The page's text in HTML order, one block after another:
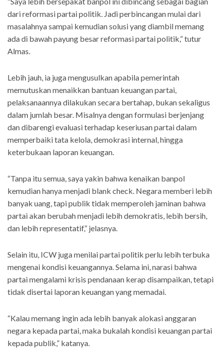
dari reformasi partai politik. Jadi perbincangan mulai dari
masalahnya sampai kemudian solusi yang diambil memang
ada di bawah payung besar reformasi partai politik,” tutur
Almas.
Lebih jauh, ia juga mengusulkan apabila pemerintah
memutuskan menaikkan bantuan keuangan partai,
pelaksanaannya dilakukan secara bertahap, bukan sekaligus
dalam jumlah besar. Misalnya dengan formulasi berjenjang
dan dibarengi evaluasi terhadap keseriusan partai dalam
memperbaiki tata kelola, demokrasi internal, hingga
keterbukaan laporan keuangan.
“Tanpa itu semua, saya yakin bahwa kenaikan banpol
kemudian hanya menjadi blank check. Negara memberi lebih
banyak uang, tapi publik tidak memperoleh jaminan bahwa
partai akan berubah menjadi lebih demokratis, lebih bersih,
dan lebih representatif,” jelasnya.
Selain itu, ICW juga menilai partai politik perlu lebih terbuka
mengenai kondisi keuangannya. Selama ini, narasi bahwa
partai mengalami krisis pendanaan kerap disampaikan, tetapi
tidak disertai laporan keuangan yang memadai.
“Kalau memang ingin ada lebih banyak alokasi anggaran
negara kepada partai, maka bukalah kondisi keuangan partai
kepada publik,” katanya.